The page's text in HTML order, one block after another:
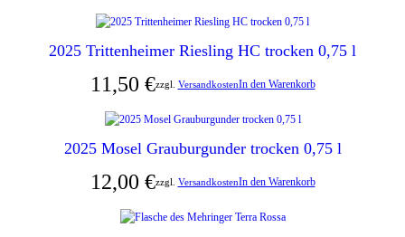
2025 Trittenheimer Riesling HC trocken 0,75 l
11,50 €zzgl. VersandkostenIn den Warenkorb
2025 Mosel Grauburgunder trocken 0,75 l
12,00 €zzgl. VersandkostenIn den Warenkorb